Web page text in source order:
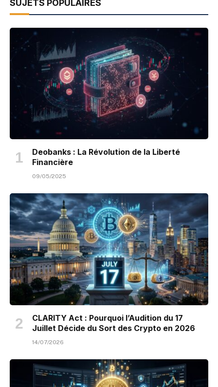
SUJETS POPULAIRES
Deobanks : La Révolution de la Liberté
Financière
09/05/2025
CLARITY Act : Pourquoi l’Audition du 17
Juillet Décide du Sort des Crypto en 2026
14/07/2026